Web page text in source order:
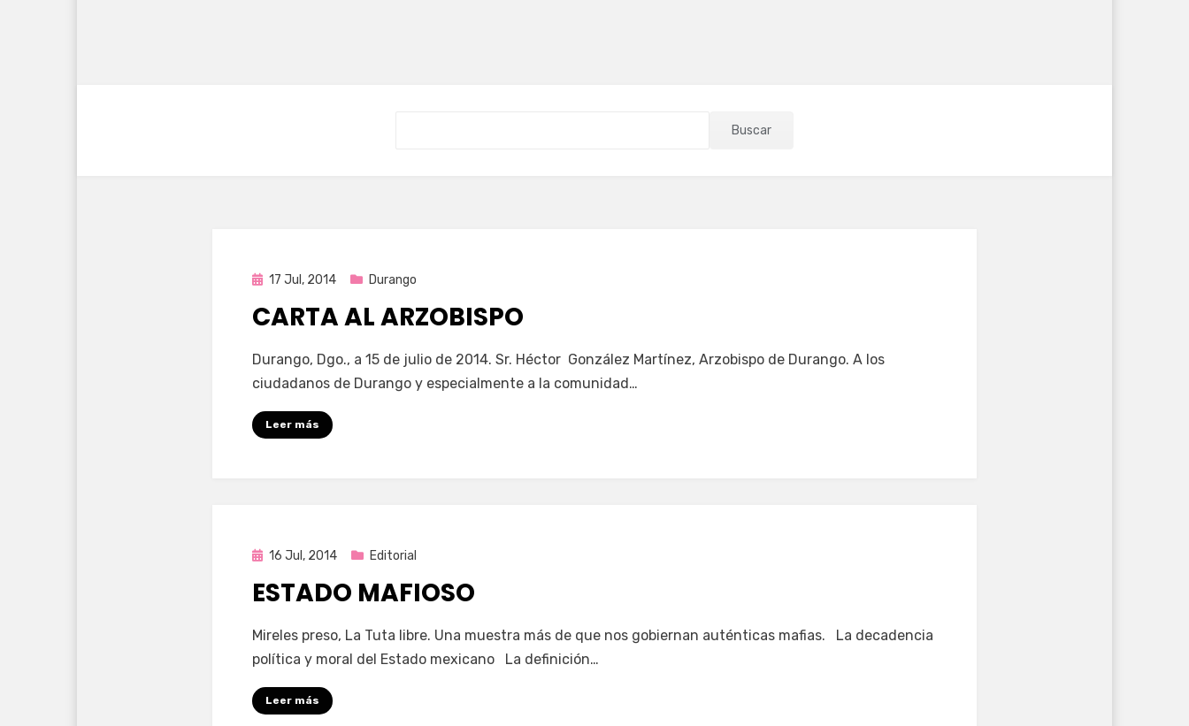
Buscar
Publicada
17 Jul, 2014 Durango
CARTA AL ARZOBISPO
porEnrique
Durango, Dgo., a 15 de julio de 2014. Sr. Héctor González Martínez, Arzobispo de Durango. A los
ciudadanos de Durango y especialmente a la comunidad…
Leer más
Publicada
16 Jul, 2014 Editorial
ESTADO MAFIOSO
porEnrique
Mireles preso, La Tuta libre. Una muestra más de que nos gobiernan auténticas mafias. La decadencia
política y moral del Estado mexicano La definición…
Leer más